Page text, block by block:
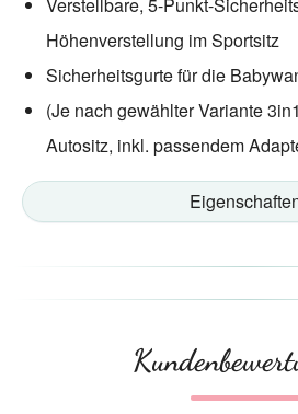
Höhenverstellung im Sportsitz
Sicherheitsgurte für die
(Je nach gewählter Variante
Autositz, inkl. passendem